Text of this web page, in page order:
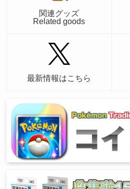
関連グッズ
Related goods
最新情報はこちら